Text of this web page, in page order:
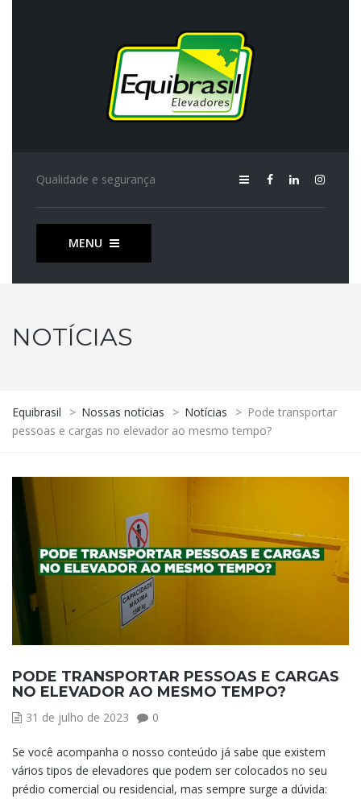
Qualidade e segurança
MENU
NOTÍCIAS
Equibrasil > Nossas notícias > Notícias > Pode transportar
pessoas e cargas no elevador ao mesmo tempo?
PODE TRANSPORTAR PESSOAS E CARGAS
NO ELEVADOR AO MESMO TEMPO?
31 de julho de 2023 0
Se você acompanha o nosso conteúdo já sabe que existem
vários tipos de elevadores que podem ser colocados no seu
prédio comercial ou residencial, mas sempre surge a dúvida: